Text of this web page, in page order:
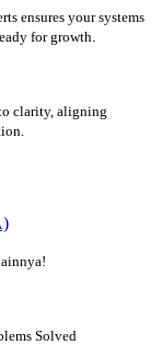
ensures your systems
for growth.
clarity, aligning
Solved